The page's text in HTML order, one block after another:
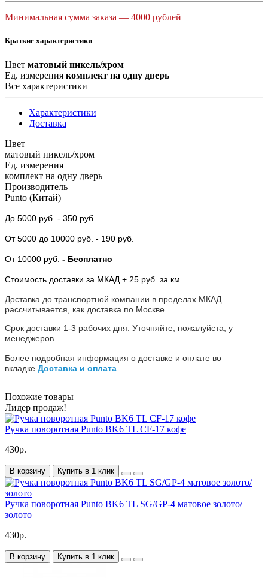
Минимальная сумма заказа — 4000 рублей
Краткие характеристики
Цвет матовый никель/хром
Ед. измерения комплект на одну дверь
Все характеристики
Характеристики
Доставка
Цвет
матовый никель/хром
Ед. измерения
комплект на одну дверь
Производитель
Punto (Китай)
До 5000 руб. - 350 руб.
От 5000 до 10000 руб. - 190 руб.
От 10000 руб. - Бесплатно
Стоимость доставки за МКАД + 25 руб. за км
Доставка до транспортной компании в пределах МКАД
рассчитывается, как доставка по Москве
Срок доставки 1-3 рабочих дня. Уточняйте, пожалуйста, у
менеджеров.
Более подробная информация о доставке и оплате во
вкладке Доставка и оплата
Похожие товары
Лидер продаж!
Ручка поворотная Punto BK6 TL CF-17 кофе
430р.
В корзину Купить в 1 клик
Ручка поворотная Punto BK6 TL SG/GP-4 матовое золото/
золото
430р.
В корзину Купить в 1 клик